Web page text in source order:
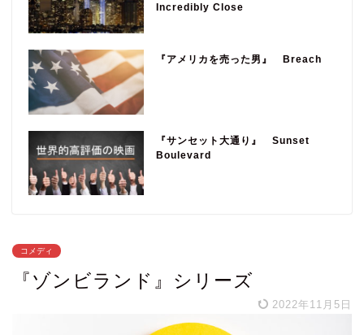
Incredibly Close
『アメリカを売った男』 Breach
『サンセット大通り』 Sunset
Boulevard
コメディ
『ゾンビランド』シリーズ
2022年11月5日